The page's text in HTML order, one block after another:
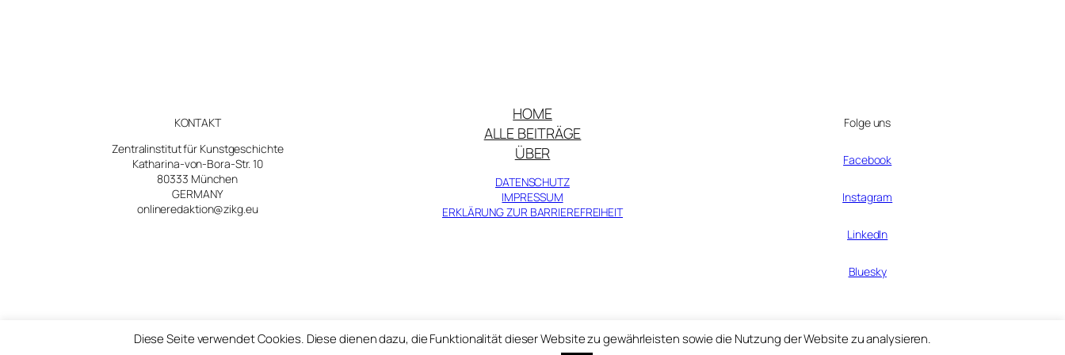
KONTAKT
Zentralinstitut für Kunstgeschichte
Katharina-von-Bora-Str. 10
80333 München
GERMANY
onlineredaktion@zikg.eu
HOME
ALLE BEITRÄGE
ÜBER
DATENSCHUTZ
IMPRESSUM
ERKLÄRUNG ZUR BARRIEREFREIHEIT
Folge uns
Facebook
Instagram
LinkedIn
Bluesky
Diese Seite verwendet Cookies. Diese dienen dazu, die Funktionalität dieser Website zu gewährleisten sowie die Nutzung der Website zu analysieren.